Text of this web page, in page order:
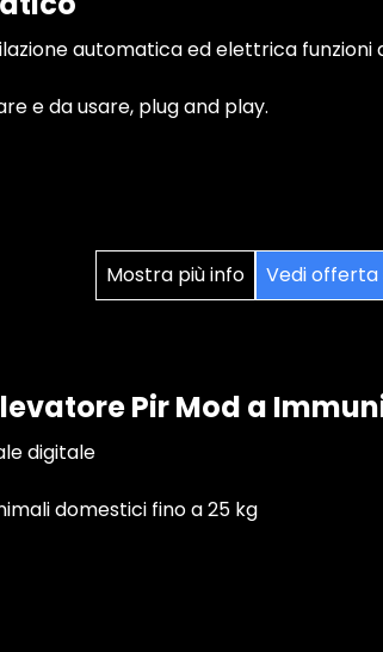
automatica ed elettrica funzioni
e da usare, plug and play.
Mostra più info Vedi offerta
Pir Mod a
digitale
domestici fino a 25 kg